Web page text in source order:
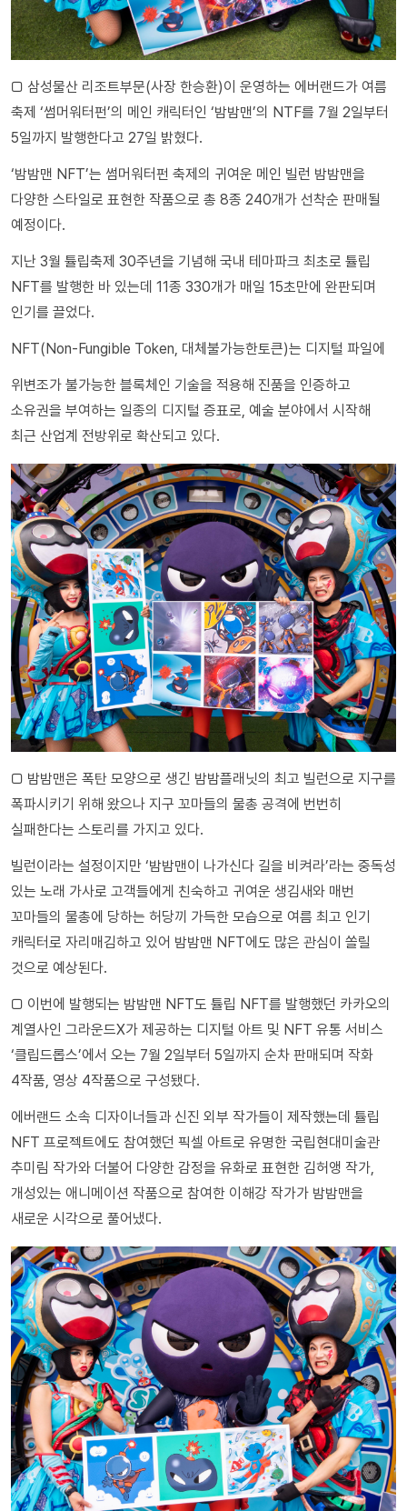
□ 삼성물산 리조트부문(사장 한승환)이 운영하는 에버랜드가 여름
축제 ‘썸머워터펀’의 메인 캐릭터인 ‘밤밤맨’의 NTF를 7월 2일부터
5일까지 발행한다고 27일 밝혔다.
‘밤밤맨 NFT’는 썸머워터펀 축제의 귀여운 메인 빌런 밤밤맨을
다양한 스타일로 표현한 작품으로 총 8종 240개가 선착순 판매될
예정이다.
지난 3월 튤립축제 30주년을 기념해 국내 테마파크 최초로 튤립
NFT를 발행한 바 있는데 11종 330개가 매일 15초만에 완판되며
인기를 끌었다.
NFT(Non-Fungible Token, 대체불가능한토큰)는 디지털 파일에
위변조가 불가능한 블록체인 기술을 적용해 진품을 인증하고
소유권을 부여하는 일종의 디지털 증표로, 예술 분야에서 시작해
최근 산업계 전방위로 확산되고 있다.
□ 밤밤맨은 폭탄 모양으로 생긴 밤밤플래닛의 최고 빌런으로 지구를
폭파시키기 위해 왔으나 지구 꼬마들의 물총 공격에 번번히
실패한다는 스토리를 가지고 있다.
빌런이라는 설정이지만 ‘밤밤맨이 나가신다 길을 비켜라’라는 중독성
있는 노래 가사로 고객들에게 친숙하고 귀여운 생김새와 매번
꼬마들의 물총에 당하는 허당끼 가득한 모습으로 여름 최고 인기
캐릭터로 자리매김하고 있어 밤밤맨 NFT에도 많은 관심이 쏠릴
것으로 예상된다.
□ 이번에 발행되는 밤밤맨 NFT도 튤립 NFT를 발행했던 카카오의
계열사인 그라운드X가 제공하는 디지털 아트 및 NFT 유통 서비스
‘클립드롭스’에서 오는 7월 2일부터 5일까지 순차 판매되며 작화
4작품, 영상 4작품으로 구성됐다.
에버랜드 소속 디자이너들과 신진 외부 작가들이 제작했는데 튤립
NFT 프로젝트에도 참여했던 픽셀 아트로 유명한 국립현대미술관
추미림 작가와 더불어 다양한 감정을 유화로 표현한 김허앵 작가,
개성있는 애니메이션 작품으로 참여한 이해강 작가가 밤밤맨을
새로운 시각으로 풀어냈다.